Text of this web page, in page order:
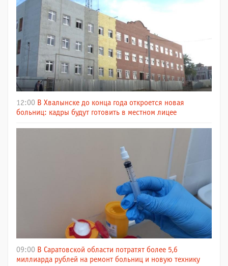
12:00 В Хвалынске до конца года откроется новая
больниц: кадры будут готовить в местном лицее
09:00 В Саратовской области потратят более 5,6
миллиарда рублей на ремонт больниц и новую технику